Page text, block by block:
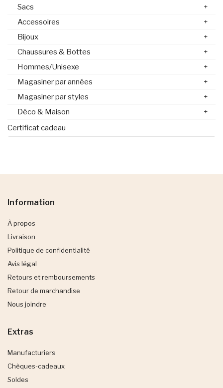
Sacs
+
Accessoires
+
Bijoux
+
Chaussures & Bottes
+
Hommes/Unisexe
+
Magasiner par années
+
Magasiner par styles
+
Déco & Maison
+
Certificat cadeau
Information
À propos
Livraison
Politique de confidentialité
Avis légal
Retours et remboursements
Retour de marchandise
Nous joindre
Extras
Manufacturiers
Chèques-cadeaux
Soldes